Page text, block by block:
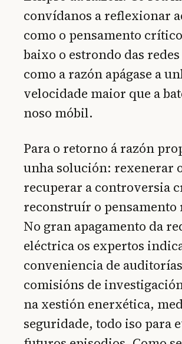
convídanos a reflexionar
como o pensamento
baixo o estrondo das
como a razón apágase a
velocidade maior que a
noso móbil.
Para o retorno á razón
unha solución: rexenerar
recuperar a controversia
reconstruír o pensamento
No gran apagamento da
eléctrica os expertos
conveniencia de
comisións de
na xestión enerxética,
seguridade, todo iso para